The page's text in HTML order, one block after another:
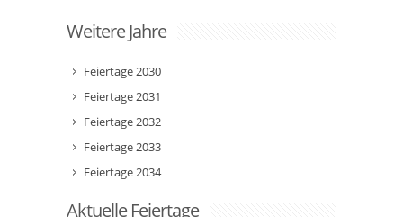
Weitere Jahre
Feiertage 2030
Feiertage 2031
Feiertage 2032
Feiertage 2033
Feiertage 2034
Aktuelle Feiertage